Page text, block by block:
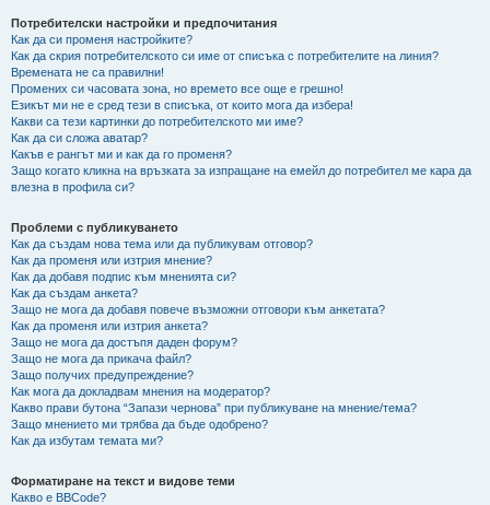
Потребителски настройки и предпочитания
Как да си променя настройките?
Как да скрия потребителското си име от списъка с потребителите на линия?
Времената не са правилни!
Промених си часовата зона, но времето все още е грешно!
Езикът ми не е сред тези в списъка, от които мога да избера!
Какви са тези картинки до потребителското ми име?
Как да си сложа аватар?
Какъв е рангът ми и как да го променя?
Защо когато кликна на връзката за изпращане на емейл до потребител ме кара да
влезна в профила си?
Проблеми с публикуването
Как да създам нова тема или да публикувам отговор?
Как да променя или изтрия мнение?
Как да добавя подпис към мненията си?
Как да създам анкета?
Защо не мога да добавя повече възможни отговори към анкетата?
Как да променя или изтрия анкета?
Защо не мога да достъпя даден форум?
Защо не мога да прикача файл?
Защо получих предупреждение?
Как мога да докладвам мнения на модератор?
Какво прави бутона “Запази чернова” при публикуване на мнение/тема?
Защо мнението ми трябва да бъде одобрено?
Как да избутам темата ми?
Форматиране на текст и видове теми
Какво е BBCode?